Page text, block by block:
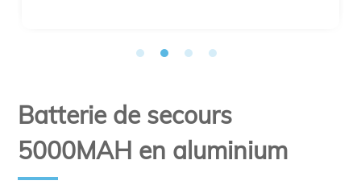
Batterie de secours
5000MAH en aluminium